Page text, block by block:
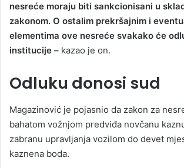
nesreće moraju biti sankcionisani u
zakonom. O ostalim prekršajnim i
elementima ove nesreće svakako će
institucije – kazao je on.
Odluku donosi sud
Magazinović je pojasnio da zakon za
bahatom vožnjom predviđa novčanu
zabranu upravljanja vozilom do devet
kaznena boda.